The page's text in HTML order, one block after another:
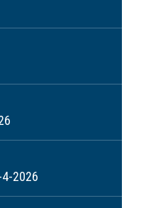
2026